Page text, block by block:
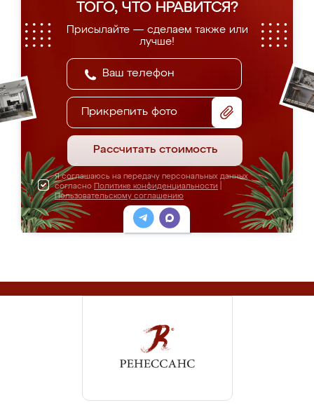
ТОГО, ЧТО НРАВИТСЯ?
Присылайте — сделаем также или
лучше!
Прикрепить фото
Рассчитать стоимость
Я соглашаюсь на передачу персональных данных
согласно Политике конфиденциальности
Пользовательскому соглашению